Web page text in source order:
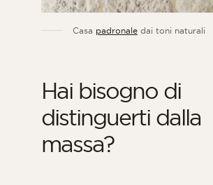
Casa padronale dai toni naturali
Hai bisogno di
distinguerti dalla
massa?